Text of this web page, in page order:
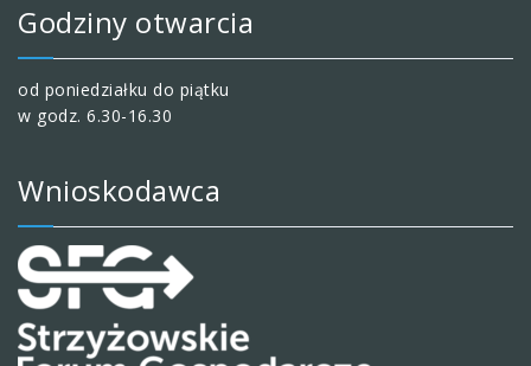
Godziny otwarcia
od poniedziałku do piątku
w godz. 6.30-16.30
Wnioskodawca